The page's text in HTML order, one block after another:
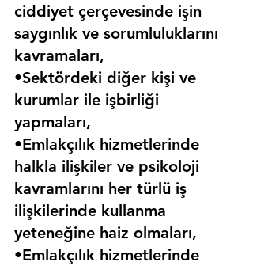
ciddiyet çerçevesinde işin
saygınlık ve sorumluluklarını
kavramaları,
•Sektördeki diğer kişi ve
kurumlar ile işbirliği
yapmaları,
•Emlakçılık hizmetlerinde
halkla ilişkiler ve psikoloji
kavramlarını her türlü iş
ilişkilerinde kullanma
yeteneğine haiz olmaları,
•Emlakçılık hizmetlerinde